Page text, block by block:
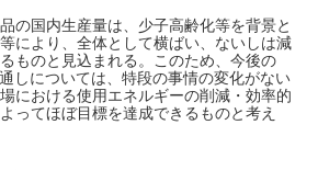
の国内生産量は、少子高齢化等を背景と
により、全体として横ばい、ないしは減
ものと見込まれる。このため、今後の
しについては、特段の事情の変化がない
における使用エネルギーの削減・効率的
ってほぼ目標を達成できるものと考え